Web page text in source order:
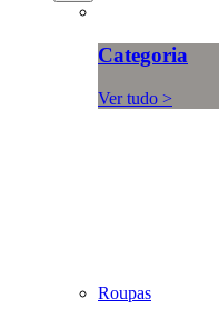
Categoria
Ver tudo >
Roupas